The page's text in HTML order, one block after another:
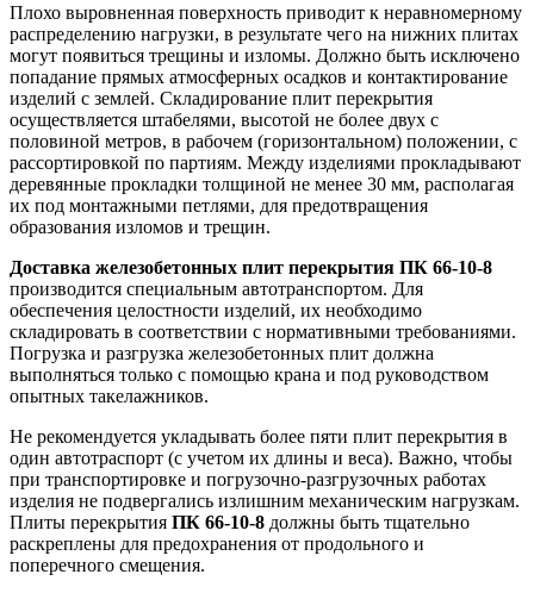
Плохо выровненная поверхность приводит к неравномерному
распределению нагрузки, в результате чего на нижних плитах
могут появиться трещины и изломы. Должно быть исключено
попадание прямых атмосферных осадков и контактирование
изделий с землей. Складирование плит перекрытия
осуществляется штабелями, высотой не более двух с
половиной метров, в рабочем (горизонтальном) положении, с
рассортировкой по партиям. Между изделиями прокладывают
деревянные прокладки толщиной не менее 30 мм, располагая
их под монтажными петлями, для предотвращения
образования изломов и трещин.
Доставка железобетонных плит перекрытия ПК 66-10-8
производится специальным автотранспортом. Для
обеспечения целостности изделий, их необходимо
складировать в соответствии с нормативными требованиями.
Погрузка и разгрузка железобетонных плит должна
выполняться только с помощью крана и под руководством
опытных такелажников.
Не рекомендуется укладывать более пяти плит перекрытия в
один автотраспорт (с учетом их длины и веса). Важно, чтобы
при транспортировке и погрузочно-разгрузочных работах
изделия не подвергались излишним механическим нагрузкам.
Плиты перекрытия ПК 66-10-8 должны быть тщательно
раскреплены для предохранения от продольного и
поперечного смещения.